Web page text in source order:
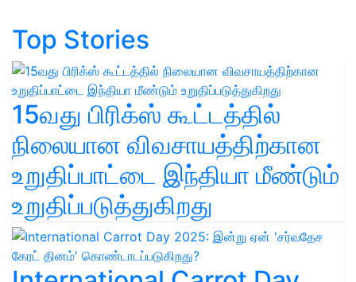
Top Stories
15வது பிரிக்ஸ் கூட்டத்தில்
நிலையான விவசாயத்திற்கான
உறுதிப்பாட்டை இந்தியா மீண்டும்
உறுதிப்படுத்துகிறது